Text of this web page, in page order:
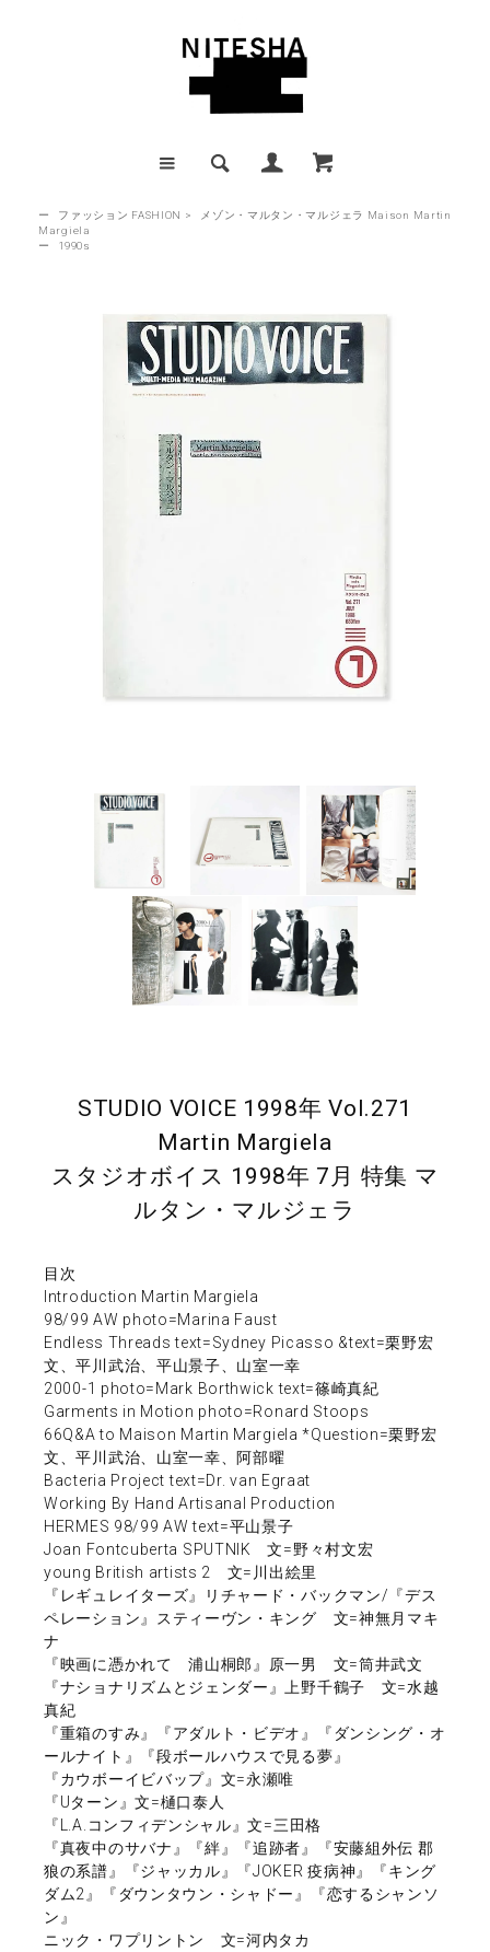
ー ファッション FASHION >
メゾン・マルタン・マルジェラ Maison Martin
Margiela
ー
1990s
STUDIO VOICE 1998年 Vol.271
Martin Margiela
スタジオボイス 1998年 7月 特集 マ
ルタン・マルジェラ
目次
Introduction Martin Margiela
98/99 AW photo=Marina Faust
Endless Threads text=Sydney Picasso &text=栗野宏
文、平川武治、平山景子、山室一幸
2000-1 photo=Mark Borthwick text=篠崎真紀
Garments in Motion photo=Ronard Stoops
66Q&A to Maison Martin Margiela *Question=栗野宏
文、平川武治、山室一幸、阿部曜
Bacteria Project text=Dr. van Egraat
Working By Hand Artisanal Production
HERMES 98/99 AW text=平山景子
Joan Fontcuberta SPUTNIK 文=野々村文宏
young British artists 2 文=川出絵里
『レギュレイターズ』リチャード・バックマン/『デス
ペレーション』スティーヴン・キング 文=神無月マキ
ナ
『映画に憑かれて 浦山桐郎』原一男 文=筒井武文
『ナショナリズムとジェンダー』上野千鶴子 文=水越
真紀
『重箱のすみ』『アダルト・ビデオ』『ダンシング・オ
ールナイト』『段ボールハウスで見る夢』
『カウボーイビバップ』文=永瀬唯
『Uターン』文=樋口泰人
『L.A.コンフィデンシャル』文=三田格
『真夜中のサバナ』『絆』『追跡者』『安藤組外伝 郡
狼の系譜』『ジャッカル』『JOKER 疫病神』『キング
ダム2』『ダウンタウン・シャドー』『恋するシャンソ
ン』
ニック・ワプリントン 文=河内タカ